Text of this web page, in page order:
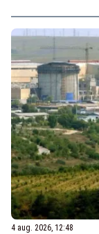
4 aug. 2026, 12:48